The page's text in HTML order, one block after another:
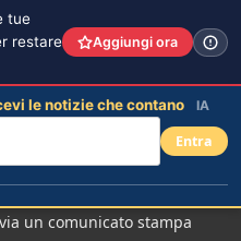
un comunicato stampa
tue
restare
Aggiungi ora
le notizie che contano IA
Entra